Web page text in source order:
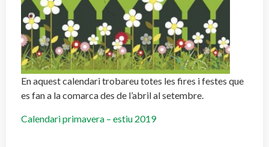
En aquest calendari trobareu totes les fires i festes que
es fan a la comarca des de l’abril al setembre.
Calendari primavera – estiu 2019